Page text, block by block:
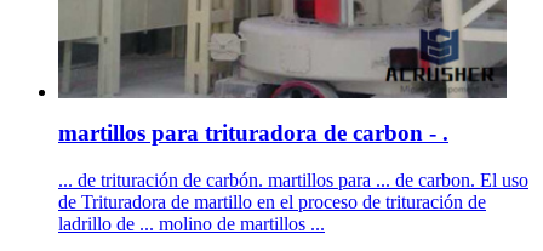
martillos para trituradora de carbon - .
... de trituración de carbón. martillos para ... de carbon. El uso
de Trituradora de martillo en el proceso de trituración de
ladrillo de ... molino de martillos ...